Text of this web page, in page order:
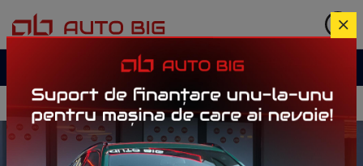
Garanție până la3 ani Istoric complet verificat
Portofoliu mașini